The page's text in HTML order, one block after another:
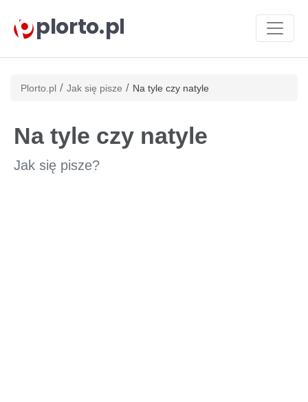
plorto.pl
Plorto.pl / Jak się pisze / Na tyle czy natyle
Na tyle czy natyle
Jak się pisze?